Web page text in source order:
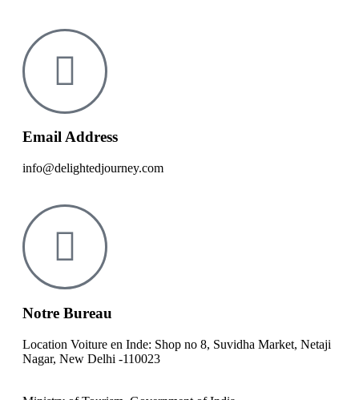
Email Address
info@delightedjourney.com
Notre Bureau
Location Voiture en Inde: Shop no 8, Suvidha Market, Netaji
Nagar, New Delhi -110023